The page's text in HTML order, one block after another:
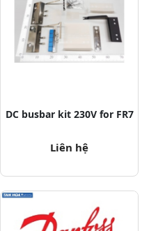
DC busbar kit 230V for FR7
Liên hệ